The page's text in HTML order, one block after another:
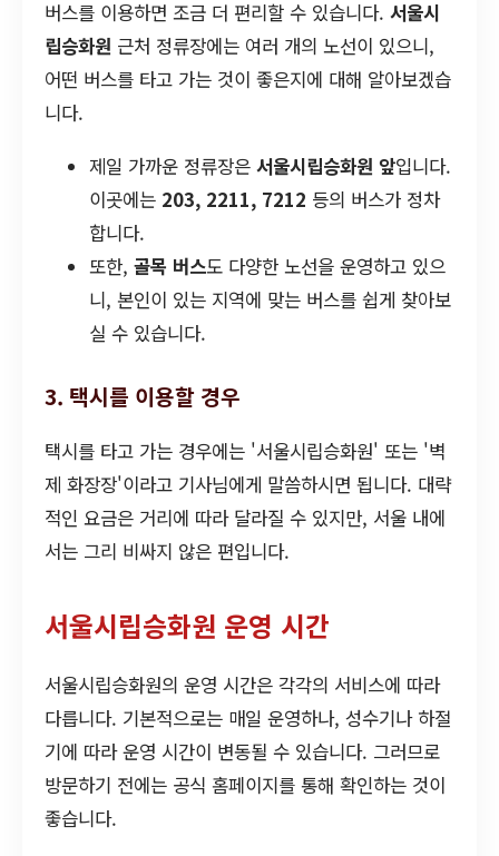
버스를 이용하면 조금 더 편리할 수 있습니다. 서울시
립승화원 근처 정류장에는 여러 개의 노선이 있으니,
어떤 버스를 타고 가는 것이 좋은지에 대해 알아보겠습
니다.
제일 가까운 정류장은 서울시립승화원 앞입니다.
이곳에는 203, 2211, 7212 등의 버스가 정차
합니다.
또한, 골목 버스도 다양한 노선을 운영하고 있으
니, 본인이 있는 지역에 맞는 버스를 쉽게 찾아보
실 수 있습니다.
3. 택시를 이용할 경우
택시를 타고 가는 경우에는 '서울시립승화원' 또는 '벽
제 화장장'이라고 기사님에게 말씀하시면 됩니다. 대략
적인 요금은 거리에 따라 달라질 수 있지만, 서울 내에
서는 그리 비싸지 않은 편입니다.
서울시립승화원 운영 시간
서울시립승화원의 운영 시간은 각각의 서비스에 따라
다릅니다. 기본적으로는 매일 운영하나, 성수기나 하절
기에 따라 운영 시간이 변동될 수 있습니다. 그러므로
방문하기 전에는 공식 홈페이지를 통해 확인하는 것이
좋습니다.